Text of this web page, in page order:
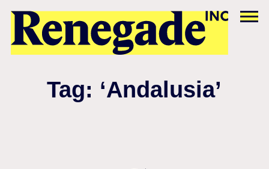
Tag: ‘Andalusia’